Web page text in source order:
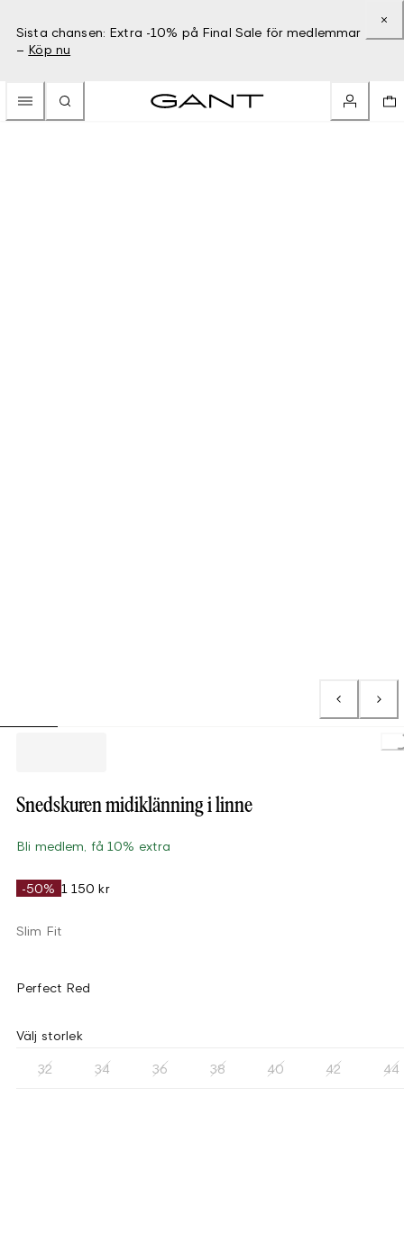
Sista chansen: Extra -10% på Final Sale för medlemmar
– Köp nu
Snedskuren midiklänning i linne
Bli medlem, få 10% extra
-50% 1 150 kr
Slim Fit
Perfect Red
Välj storlek
32 34 36 38 40 42 44